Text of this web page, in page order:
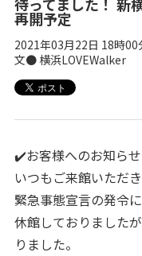
再開予定
2021年03月22日 18時00
文● 横浜LOVEWalker
✔️お客様へのお知らせ
いつもご来館いただ
緊急事態宣言の発令
休館しておりました
りました。